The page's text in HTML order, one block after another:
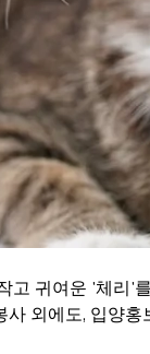
고 귀여운 '체리'
외에도, 입양